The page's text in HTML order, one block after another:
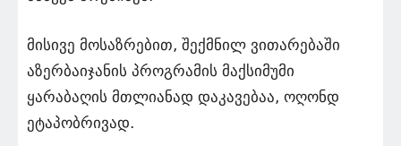
მისივე მოსაზრებით, შექმნილ ვითარებაში
აზერბაიჯანის პროგრამის მაქსიმუმი
ყარაბაღის მთლიანად დაკავებაა, ოღონდ
ეტაპობრივად.